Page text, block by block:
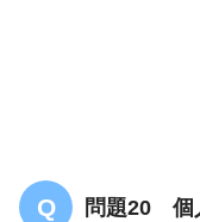
問題20 個